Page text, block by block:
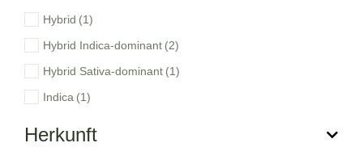
Hybrid (1)
Hybrid Indica-dominant (2)
Hybrid Sativa-dominant (1)
Indica (1)
Herkunft